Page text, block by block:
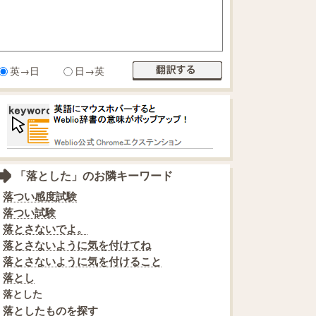
英→日 日→英
「落とした」のお隣キーワード
落つい感度試験
落つい試験
落とさないでよ。
落とさないように気を付けてね
落とさないように気を付けること
落とし
落とした
落としたものを探す